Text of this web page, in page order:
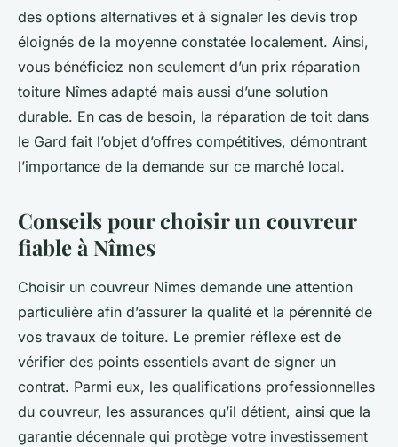
des options alternatives et à signaler les devis trop
éloignés de la moyenne constatée localement. Ainsi,
vous bénéficiez non seulement d’un prix réparation
toiture Nîmes adapté mais aussi d’une solution
durable. En cas de besoin, la réparation de toit dans
le Gard fait l’objet d’offres compétitives, démontrant
l’importance de la demande sur ce marché local.
Conseils pour choisir un couvreur
fiable à Nîmes
Choisir un couvreur Nîmes demande une attention
particulière afin d’assurer la qualité et la pérennité de
vos travaux de toiture. Le premier réflexe est de
vérifier des points essentiels avant de signer un
contrat. Parmi eux, les qualifications professionnelles
du couvreur, les assurances qu’il détient, ainsi que la
garantie décennale qui protège votre investissement